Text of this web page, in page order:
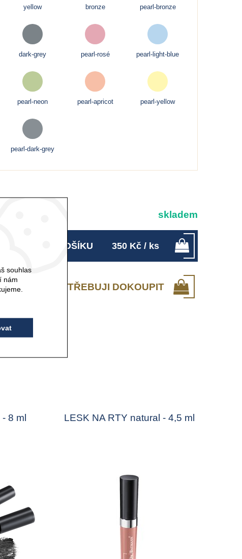
yellow bronze pearl-bronze
dark-grey pearl-rosé pearl-light-blue
pearl-neon pearl-apricot pearl-yellow
pearl-dark-grey
POTŘEBUJI DOKOUPIT
skladem
VLOŽIT DO KOŠÍKU 350 Kč / ks
8 ml LESK NA RTY natural - 4,5 ml
souhlas
nám